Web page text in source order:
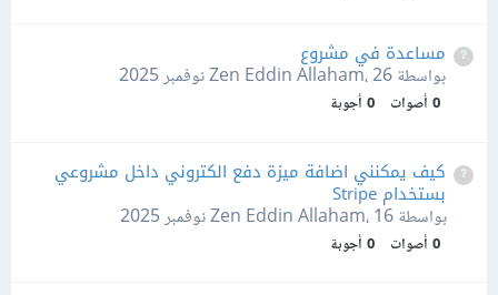
مساعدة في مشروع
بواسطة Zen Eddin Allaham،26 نوفمبر 2025
0 أصوات 0 أجوبة
كيف يمكنني اضافة ميزة دفع الكتروني داخل مشروعي
بستخدام Stripe
بواسطة Zen Eddin Allaham،16 نوفمبر 2025
0 أصوات 0 أجوبة